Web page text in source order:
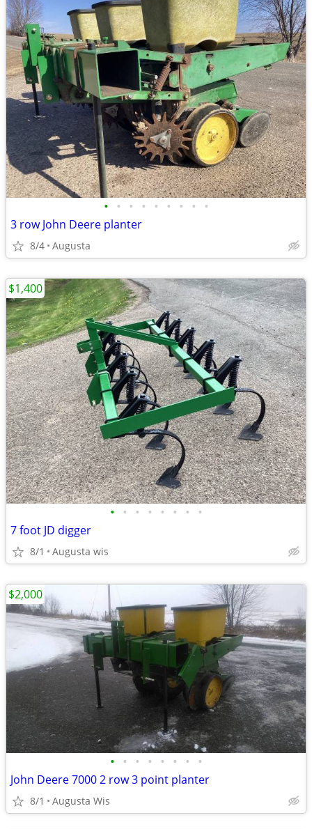
• • • • • • • • •
3 row John Deere planter
8/4 Augusta
• • • • • • • •
7 foot JD digger
8/1 Augusta wis
$1,400
• • • • • • • •
John Deere 7000 2 row 3 point planter
8/1 Augusta Wis
$2,000